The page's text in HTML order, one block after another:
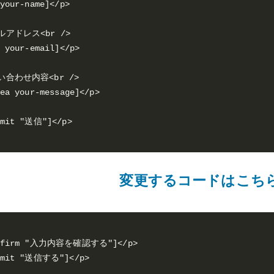
name]</p>
アドレス<br />
email]</p>
合わせ内容<br />
your-message]</p>
<p>[submit "送信"]</p>
変更するコードはこち
"入力内容を確認する"]</p>
<p>[submit "送信する"]</p>